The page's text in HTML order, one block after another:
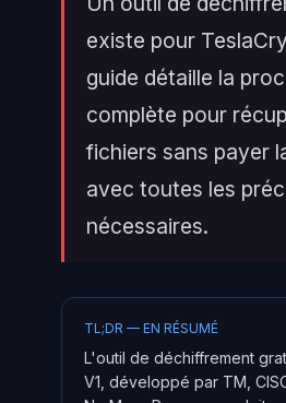
existe pour
guide détaille la
complète pour
fichiers sans payer
avec toutes les
nécessaires.
TL;DR — EN RÉSUMÉ
L'outil de déchiffrement
V1, développé par TM,